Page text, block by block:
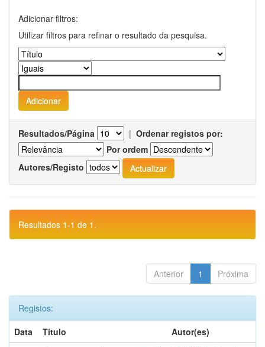
Adicionar filtros:
Utilizar filtros para refinar o resultado da pesquisa.
Resultados/Página | Ordenar registos por:
Por ordem
Autores/Registo
Resultados 1-1 de 1.
Anterior 1 Próxima
Registos:
Data
Título
Autor(es)